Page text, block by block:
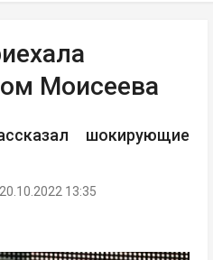
Моисеева
шокирующие
20.10.2022 13:35